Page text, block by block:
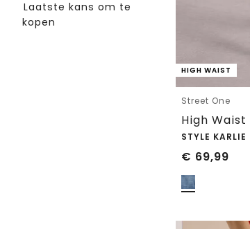
Laatste kans om te
kopen
HIGH WAIST
Street One
STYLE KARLIE
€ 69,99